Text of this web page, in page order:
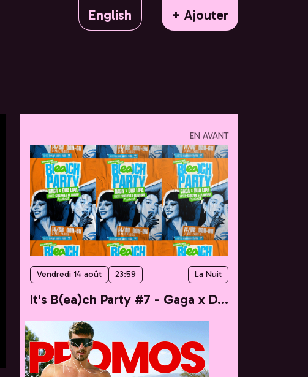
English
+ Ajouter
EN AVANT
Vendredi 14 août 23:59 La Nuit
It's B(ea)ch Party #7 - Gaga x Dua